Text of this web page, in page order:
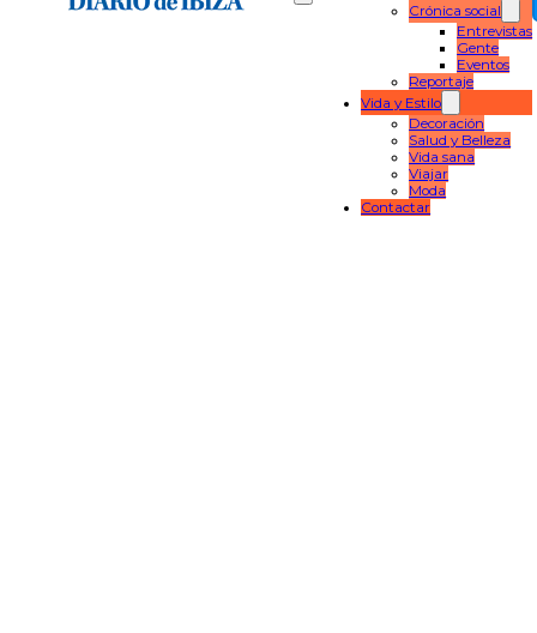
Crónica social
Entrevistas
Gente
Eventos
Reportaje
Vida y Estilo
Decoración
Salud y Belleza
Vida sana
Viajar
Moda
Contactar